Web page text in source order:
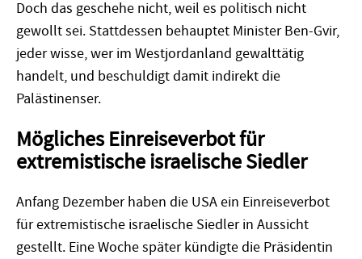
Doch das geschehe nicht, weil es politisch nicht
gewollt sei. Stattdessen behauptet Minister Ben-Gvir,
jeder wisse, wer im Westjordanland gewalttätig
handelt, und beschuldigt damit indirekt die
Palästinenser.
Mögliches Einreiseverbot für
extremistische israelische Siedler
Anfang Dezember haben die USA ein Einreiseverbot
für extremistische israelische Siedler in Aussicht
gestellt. Eine Woche später kündigte die Präsidentin